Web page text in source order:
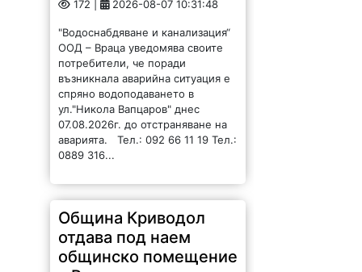
ООД – Враца уведомява своите
възникнала аварийна ситуация е
спряно водоподаването в
ул."Никола Вапцаров" днес
07.08.2026г. до отстраняване на
аварията. Тел.: 092 66 11 19 Тел.:
0889 316...
отдава под наем
общинско помещение
в Ракево